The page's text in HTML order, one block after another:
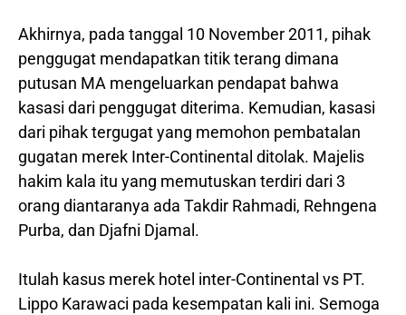
Akhirnya, pada tanggal 10 November 2011, pihak
penggugat mendapatkan titik terang dimana
putusan MA mengeluarkan pendapat bahwa
kasasi dari penggugat diterima. Kemudian, kasasi
dari pihak tergugat yang memohon pembatalan
gugatan merek Inter-Continental ditolak. Majelis
hakim kala itu yang memutuskan terdiri dari 3
orang diantaranya ada Takdir Rahmadi, Rehngena
Purba, dan Djafni Djamal.
Itulah kasus merek hotel inter-Continental vs PT.
Lippo Karawaci pada kesempatan kali ini. Semoga